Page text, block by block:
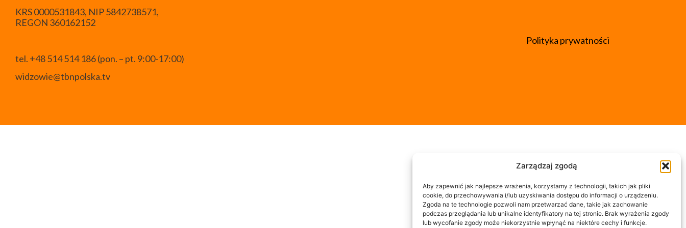
Zarządzaj zgodą
Aby zapewnić jak najlepsze wrażenia, korzystamy z technologii, takich jak pliki
cookie, do przechowywania i/lub uzyskiwania dostępu do informacji o urządzeniu.
Zgoda na te technologie pozwoli nam przetwarzać dane, takie jak zachowanie
podczas przeglądania lub unikalne identyfikatory na tej stronie. Brak wyrażenia zgody
lub wycofanie zgody może niekorzystnie wpłynąć na niektóre cechy i funkcje.
KRS 0000531843, NIP 5842738571,
REGON 360162152
tel. +48 514 514 186 (pon. – pt. 9:00-17:00)
widzowie@tbnpolska.tv
Polityka prywatności